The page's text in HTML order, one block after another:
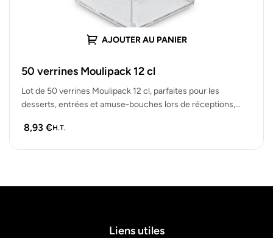
AJOUTER AU PANIER
50 verrines Moulipack 12 cl
Lot de 50 verrines Moulipack 12 cl, parfaites pour les
desserts, entrées et amuse-bouches lors de réceptions,
8,93 €H.T.
Liens utiles